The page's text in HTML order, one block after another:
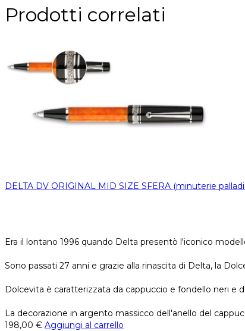
Prodotti correlati
DELTA DV ORIGINAL MID SIZE SFERA (minuterie
Era il lontano 1996 quando Delta presentò l'iconico
Sono passati 27 anni e grazie alla rinascita di Delta, la
Dolcevita è caratterizzata da cappuccio e fondello neri e
La decorazione in argento massicco dell'anello del
198,00 € Aggiungi al carrello